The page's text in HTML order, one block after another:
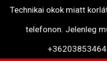
Technikai okok miatt
telefonon. Jelenleg